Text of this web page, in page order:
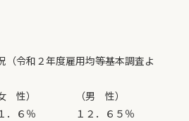
令和２年度雇用均等基本調査よ
（男 性）
．６％ １２．６５％